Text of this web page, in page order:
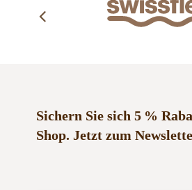
Sichern Sie sich 5 %
Shop. Jetzt zum